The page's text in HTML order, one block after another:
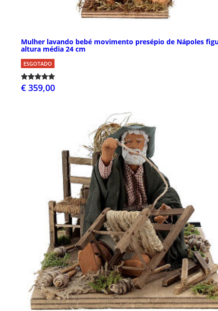
Mulher lavando bebé movimento presépio de Nápoles
altura média 24 cm
ESGOTADO
€ 359,00